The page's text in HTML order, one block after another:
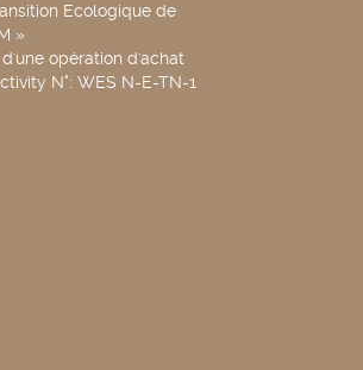
Ecologique de
»
opération d'achat
N°: WES N-E-TN-1